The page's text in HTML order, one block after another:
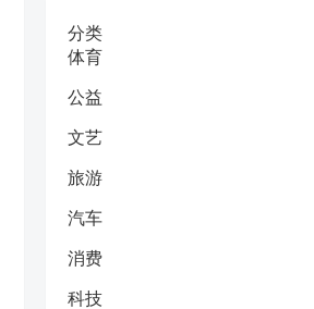
分类
体育
公益
文艺
旅游
汽车
消费
科技